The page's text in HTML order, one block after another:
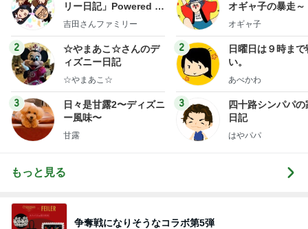
リー日記」Powered b
y Ameba 吉田さんファ
ログ
吉田さんファミリー
2
☆やまあこ☆さんのデ
ィズニー日記
☆やまあこ☆
3
日々是甘露2〜ディズニ
ー風味〜
甘露
オギャ子の暴走～
オギャ子
2
日曜日は９時まで
い。
あべかわ
3
四十路シンパパの
日記
はやパパ
もっと見る
争奪戦になりそうなコラボ第5弾